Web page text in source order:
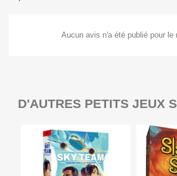
Aucun avis n'a été publié pour le
D'AUTRES PETITS JEUX